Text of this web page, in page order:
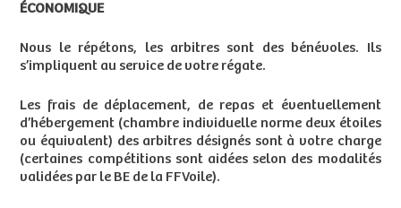
ÉCONOMIQUE
Nous le répétons, les arbitres sont des bénévoles. Ils
s’impliquent au service de votre régate.
Les frais de déplacement, de repas et éventuellement
d’hébergement (chambre individuelle norme deux étoiles
ou équivalent) des arbitres désignés sont à votre charge
(certaines compétitions sont aidées selon des modalités
validées par le BE de la FFVoile).